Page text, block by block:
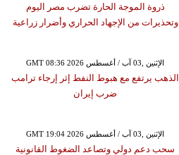
ذروة الموجة الحارة تضرب مصر اليوم
وتحذيرات من الإجهاد الحراري وأضرار زراعية
GMT 08:36 2026 الإثنين ,03 آب / أغسطس
الذهب يرتفع مع هبوط النفط إثر إرجاء ترامب
ضرب إيران
GMT 19:04 2026 الإثنين ,03 آب / أغسطس
سحب دعم دولي وتصاعد الضغوط القانونية